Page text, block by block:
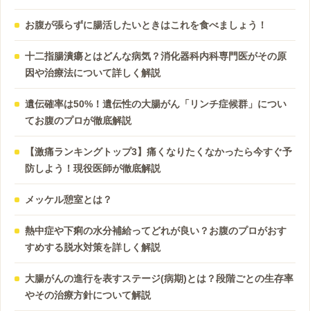
お腹が張らずに腸活したいときはこれを食べましょう！
十二指腸潰瘍とはどんな病気？消化器科内科専門医がその原
因や治療法について詳しく解説
遺伝確率は50%！遺伝性の大腸がん「リンチ症候群」につい
てお腹のプロが徹底解説
【激痛ランキングトップ3】痛くなりたくなかったら今すぐ予
防しよう！現役医師が徹底解説
メッケル憩室とは？
熱中症や下痢の水分補給ってどれが良い？お腹のプロがおす
すめする脱水対策を詳しく解説
大腸がんの進行を表すステージ(病期)とは？段階ごとの生存率
やその治療方針について解説